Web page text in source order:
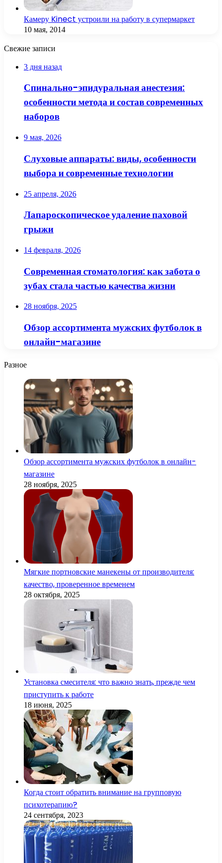
Камеру Kinect устроили на работу в супермаркет
10 мая, 2014
Свежие записи
3 дня назад
Спинально-эпидуральная анестезия:
особенности метода и состав современных
наборов
9 мая, 2026
Слуховые аппараты: виды, особенности
выбора и современные технологии
25 апреля, 2026
Лапароскопическое удаление паховой
грыжи
14 февраля, 2026
Современная стоматология: как забота о
зубах стала частью качества жизни
28 ноября, 2025
Обзор ассортимента мужских футболок в
онлайн-магазине
Разное
Обзор ассортимента мужских футболок в онлайн-
магазине
28 ноября, 2025
Мягкие портновские манекены от производителя:
качество, проверенное временем
28 октября, 2025
Установка смесителя: что важно знать, прежде чем
приступить к работе
18 июня, 2025
Когда стоит обратить внимание на групповую
психотерапию?
24 сентября, 2023